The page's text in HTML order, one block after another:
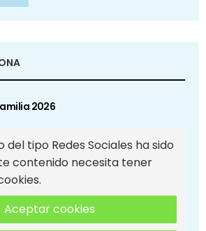
2026
del tipo Redes Sociales ha sido
contenido necesita tener
Aceptar cookies